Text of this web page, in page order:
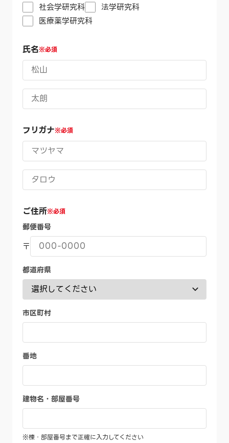
社会学研究科
法学研究科
医療薬学研究科
氏名※必須
フリガナ※必須
ご住所※必須
郵便番号
〒
都道府県
市区町村
番地
建物名・部屋番号
※棟・部屋番号まで正確に入力してください